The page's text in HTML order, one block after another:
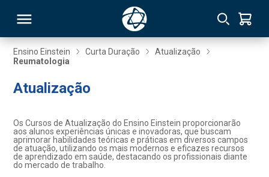
Ensino Einstein Curta Duração
Atualização
Reumatologia
Atualização
Os Cursos de Atualização do Ensino Einstein proporcionarão
aos alunos experiências únicas e inovadoras, que buscam
aprimorar habilidades teóricas e práticas em diversos campos
de atuação, utilizando os mais modernos e eficazes recursos
de aprendizado em saúde, destacando os profissionais diante
do mercado de trabalho.